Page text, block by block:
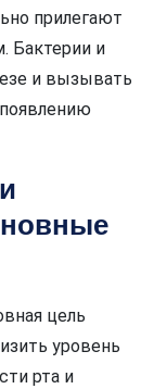
прилегают
Бактерии и
и вызывать
цель
уровень
рта и